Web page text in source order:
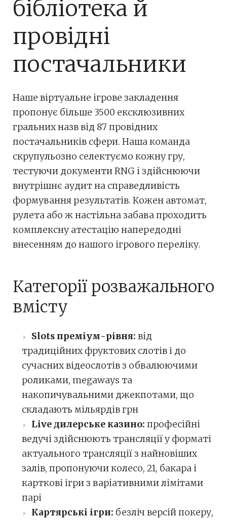
бібліотека й
провідні
постачальники
Наше віртуальне ігрове закладення
пропонує більше 3500 ексклюзивних
гральних назв від 87 провідних
постачальників сфери. Наша команда
скрупульозно селектуємо кожну гру,
тестуючи документи RNG і здійснюючи
внутрішнє аудит на справедливість
формування результатів. Кожен автомат,
рулета або ж настільна забава проходить
комплексну атестацію напередодні
внесенням до нашого ігрового переліку.
Категорії розважального
вмісту
Slots преміум-рівня: від
традиційних фруктових слотів і до
сучасних відеослотів з обвалюючими
роликами, megaways та
накопичувальними джекпотами, що
складають мільярдів грн
Live дилерське казино: професійні
ведучі здійснюють трансляції у форматі
актуального трансляції з найновіших
залів, пропонуючи колесо, 21, бакара і
карткові ігри з варіативними лімітами
парі
Картярські ігри: безліч версій покеру,